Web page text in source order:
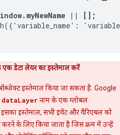
|| [];
एक डेटा लेयर का इस्तेमाल करें
इस्तेमाल किया जा सकता है. Google
नाम के एक ग्लोबल
इस्तेमाल, सभी इवेंट और वैरिएबल को
के लिए किया जाता है जिस क्रम में उन्हें